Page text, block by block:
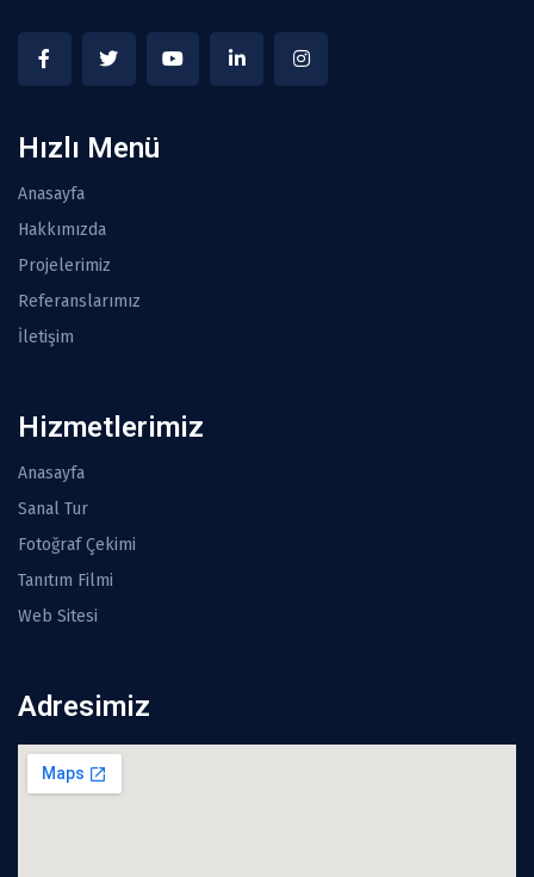
Hızlı Menü
Anasayfa
Hakkımızda
Projelerimiz
Referanslarımız
İletişim
Hizmetlerimiz
Anasayfa
Sanal Tur
Fotoğraf Çekimi
Tanıtım Filmi
Web Sitesi
Adresimiz